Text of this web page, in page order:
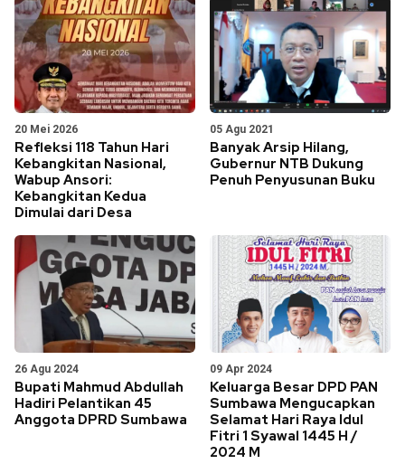
20 Mei 2026
Refleksi 118 Tahun Hari
Kebangkitan Nasional,
Wabup Ansori:
Kebangkitan Kedua
Dimulai dari Desa
05 Agu 2021
Banyak Arsip Hilang,
Gubernur NTB Dukung
Penuh Penyusunan Buku
26 Agu 2024
Bupati Mahmud Abdullah
Hadiri Pelantikan 45
Anggota DPRD Sumbawa
09 Apr 2024
Keluarga Besar DPD PAN
Sumbawa Mengucapkan
Selamat Hari Raya Idul
Fitri 1 Syawal 1445 H /
2024 M